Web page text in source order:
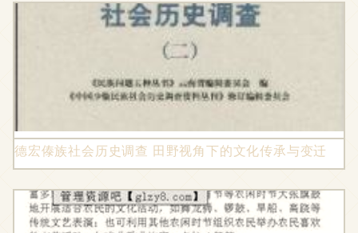
德宏傣族社会历史调查 田野视角下的文化传承与变迁